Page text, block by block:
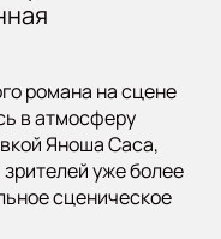
романа на сцене
в атмосферу
Яноша Саса,
уже более
сценическое